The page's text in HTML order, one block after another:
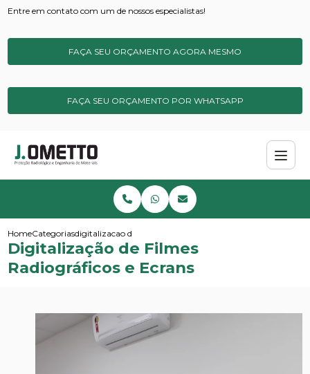
Entre em contato com um de nossos especialistas!
FAÇA SEU ORÇAMENTO AGORA MESMO
FAÇA SEU ORÇAMENTO POR WHATSAPP
HomeCategoriasdigitalizacao de filmes radiograficos e ecrans
Digitalização de Filmes
Radiográficos e Ecrans